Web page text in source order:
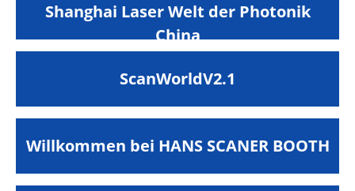
Shanghai Laser Welt der Photonik
China
ScanWorldV2.1
Willkommen bei HANS SCANER BOOTH